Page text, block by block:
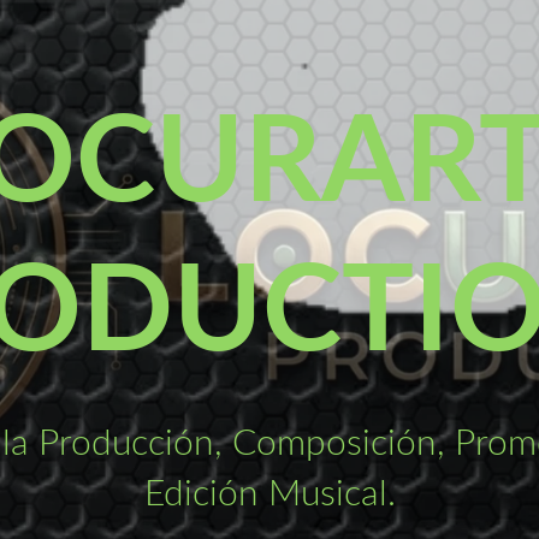
Producción, Composición,
Edición Musical.